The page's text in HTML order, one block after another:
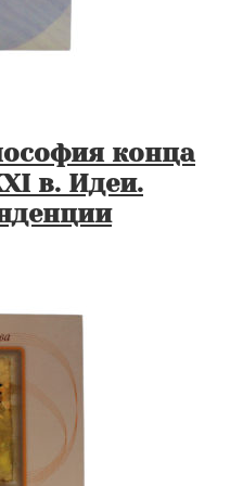
конца
в. Идеи.